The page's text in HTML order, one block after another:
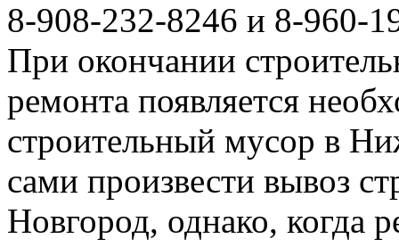
8-908-232-8246 и 8-960-
При окончании
ремонта появляется
строительный мусор в
сами произвести вывоз
Новгород, однако, когда